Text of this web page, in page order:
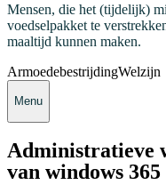
Mensen, die het (tijdelijk)
voedselpakket te
maaltijd kunnen maken.
ArmoedebestrijdingWelzijn
Menu
Administratieve
van windows